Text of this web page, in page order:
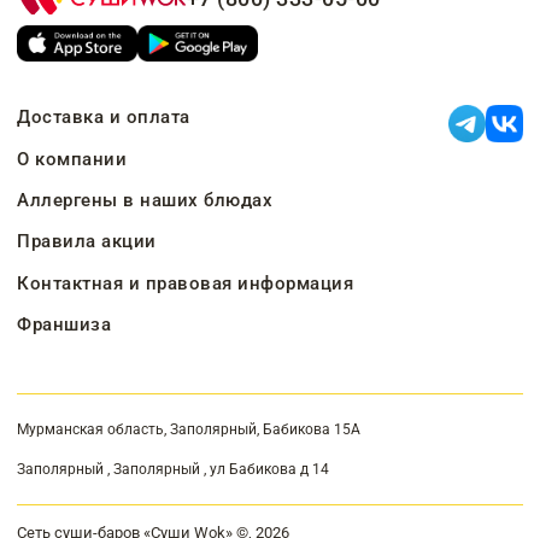
Доставка и оплата
О компании
Аллергены в наших блюдах
Правила акции
Контактная и правовая информация
Франшиза
Мурманская область, Заполярный, Бабикова 15А
Заполярный , Заполярный , ул Бабикова д 14
Сеть суши-баров «Суши Wok» ©, 2026